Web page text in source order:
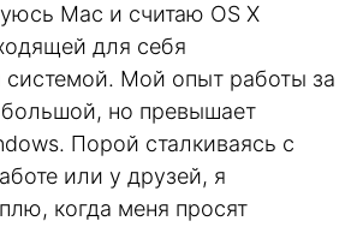
Mac и считаю OS X
для себя
системой. Мой опыт работы за
большой, но превышает
Порой сталкиваясь с
или у друзей, я
когда меня просят